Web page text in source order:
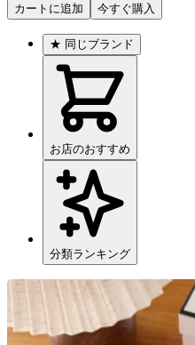
カートに追加 今すぐ購入
★ 同じブランド
お店のおすすめ
分類ランキング